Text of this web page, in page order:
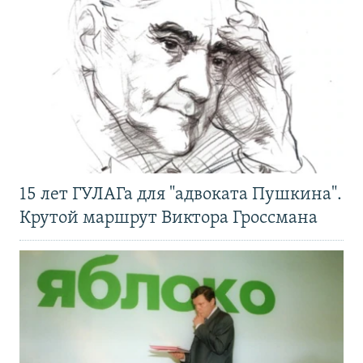
15 лет ГУЛАГа для "адвоката Пушкина".
Крутой маршрут Виктора Гроссмана